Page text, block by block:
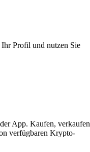
Profil und nutzen Sie
App. Kaufen, verkaufen
verfügbaren Krypto-